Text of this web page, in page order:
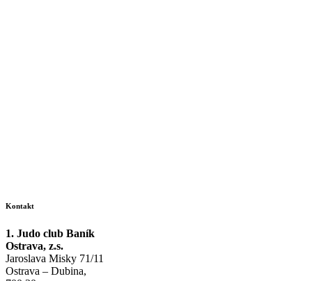
Kontakt
1. Judo club Baník
Ostrava, z.s.
Jaroslava Misky 71/11
Ostrava – Dubina,